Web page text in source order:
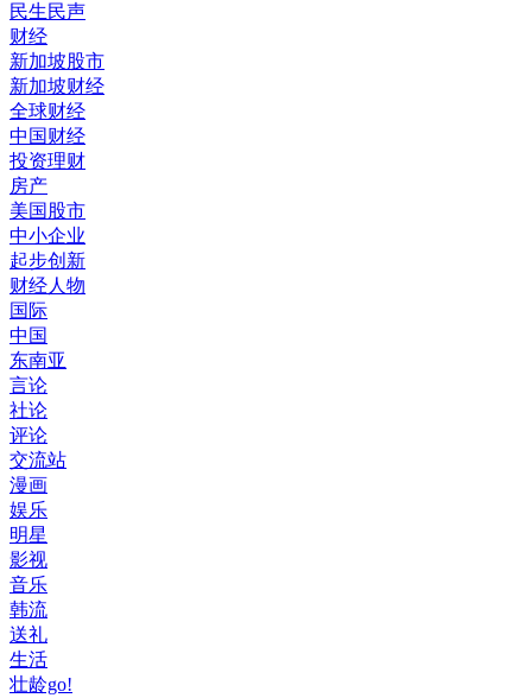
民生民声
财经
新加坡股市
新加坡财经
全球财经
中国财经
投资理财
房产
美国股市
中小企业
起步创新
财经人物
国际
中国
东南亚
言论
社论
评论
交流站
漫画
娱乐
明星
影视
音乐
韩流
送礼
生活
壮龄go!